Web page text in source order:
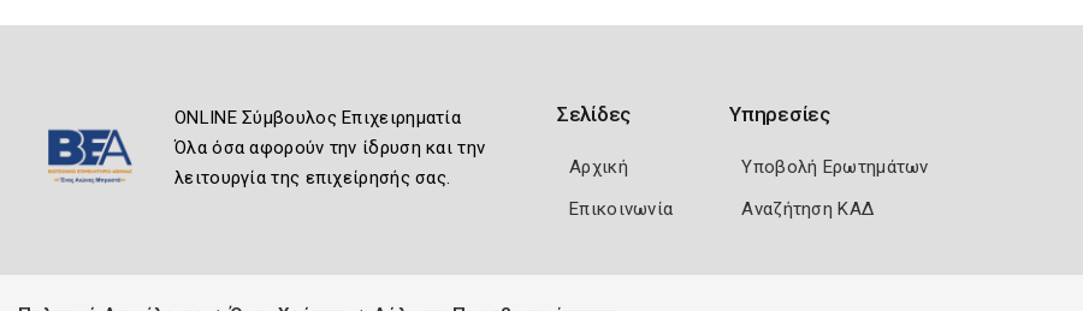
ONLINE Σύμβουλος Επιχειρηματία
Όλα όσα αφορούν την ίδρυση και την
λειτουργία της επιχείρησής σας.
Σελίδες
Αρχική
Επικοινωνία
Υπηρεσίες
Υποβολή Ερωτημάτων
Αναζήτηση ΚΑΔ